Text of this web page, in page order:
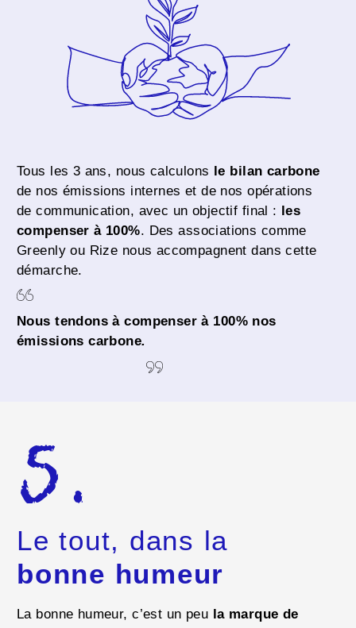
Tous les 3 ans, nous calculons le bilan carbone
de nos émissions internes et de nos opérations
de communication, avec un objectif final : les
compenser à 100%. Des associations comme
Greenly ou Rize nous accompagnent dans cette
démarche.
Nous tendons à compenser à 100% nos
émissions carbone.
5.
Le tout, dans la
bonne humeur
La bonne humeur, c’est un peu la marque de